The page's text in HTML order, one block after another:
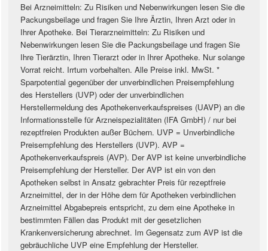
Bei Arzneimitteln: Zu Risiken und Nebenwirkungen lesen Sie die
Packungsbeilage und fragen Sie Ihre Ärztin, Ihren Arzt oder in
Ihrer Apotheke. Bei Tierarzneimitteln: Zu Risiken und
Nebenwirkungen lesen Sie die Packungsbeilage und fragen Sie
Ihre Tierärztin, Ihren Tierarzt oder in Ihrer Apotheke. Nur solange
Vorrat reicht. Irrtum vorbehalten. Alle Preise inkl. MwSt. *
Sparpotential gegenüber der unverbindlichen Preisempfehlung
des Herstellers (UVP) oder der unverbindlichen
Herstellermeldung des Apothekenverkaufspreises (UAVP) an die
Informationsstelle für Arzneispezialitäten (IFA GmbH) / nur bei
rezeptfreien Produkten außer Büchern. UVP = Unverbindliche
Preisempfehlung des Herstellers (UVP). AVP =
Apothekenverkaufspreis (AVP). Der AVP ist keine unverbindliche
Preisempfehlung der Hersteller. Der AVP ist ein von den
Apotheken selbst in Ansatz gebrachter Preis für rezeptfreie
Arzneimittel, der in der Höhe dem für Apotheken verbindlichen
Arzneimittel Abgabepreis entspricht, zu dem eine Apotheke in
bestimmten Fällen das Produkt mit der gesetzlichen
Krankenversicherung abrechnet. Im Gegensatz zum AVP ist die
gebräuchliche UVP eine Empfehlung der Hersteller.